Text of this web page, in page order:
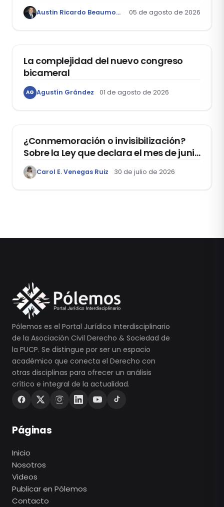
Austin Ricardo Beaumont Rivera 05 de agosto de 2026
La complejidad del nuevo congreso
bicameral
AG Agustín Grández 01 de agosto de 2026
¿Conmemoración o invisibilización?
Sobre la Ley que declara el mes de junio
como el “Mes de la Vida y la Familia”
Carol E. Venegas Ruiz 30 de julio de 2026
Pólemos es el Portal Jurídico Interdisciplinario
de la Asociación Civil Derecho & Sociedad de
la PUCP. Se distingue por ser un espacio
académico que conecta el Derecho con
otras disciplinas para ofrecer un análisis
crítico e integral de la actualidad.
Páginas
Inicio
Nosotros
Videos
Publicar en Pólemos
Contacto